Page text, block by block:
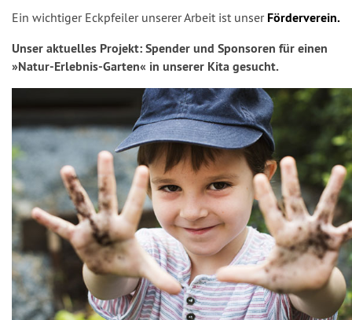
Ein wichtiger Eckpfeiler unserer Arbeit ist unser Förderverein.
Unser aktuelles Projekt: Spender und Sponsoren für einen
»Natur-Erlebnis-Garten« in unserer Kita gesucht.